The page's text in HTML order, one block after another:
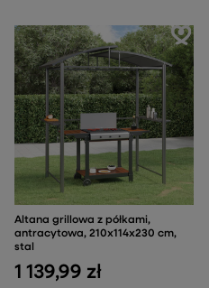
Altana grillowa z półkami,
antracytowa, 210x114x230 cm,
stal
1 139,99 zł